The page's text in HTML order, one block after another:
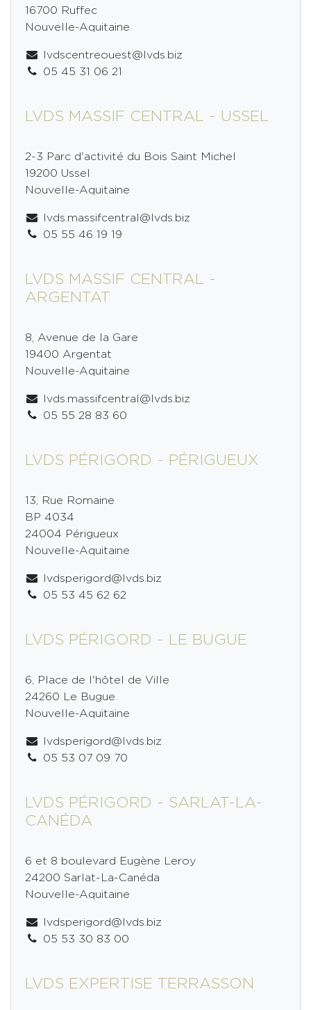
16700 Ruffec
Nouvelle-Aquitaine
lvdscentreouest@lvds.biz
05 45 31 06 21
LVDS MASSIF CENTRAL - USSEL
2-3 Parc d'activité du Bois Saint Michel
19200 Ussel
Nouvelle-Aquitaine
lvds.massifcentral@lvds.biz
05 55 46 19 19
LVDS MASSIF CENTRAL -
ARGENTAT
8, Avenue de la Gare
19400 Argentat
Nouvelle-Aquitaine
lvds.massifcentral@lvds.biz
05 55 28 83 60
LVDS PÉRIGORD - PÉRIGUEUX
13, Rue Romaine
BP 4034
24004 Périgueux
Nouvelle-Aquitaine
lvdsperigord@lvds.biz
05 53 45 62 62
LVDS PÉRIGORD - LE BUGUE
6, Place de l'hôtel de Ville
24260 Le Bugue
Nouvelle-Aquitaine
lvdsperigord@lvds.biz
05 53 07 09 70
LVDS PÉRIGORD - SARLAT-LA-
CANÉDA
6 et 8 boulevard Eugène Leroy
24200 Sarlat-La-Canéda
Nouvelle-Aquitaine
lvdsperigord@lvds.biz
05 53 30 83 00
LVDS EXPERTISE TERRASSON